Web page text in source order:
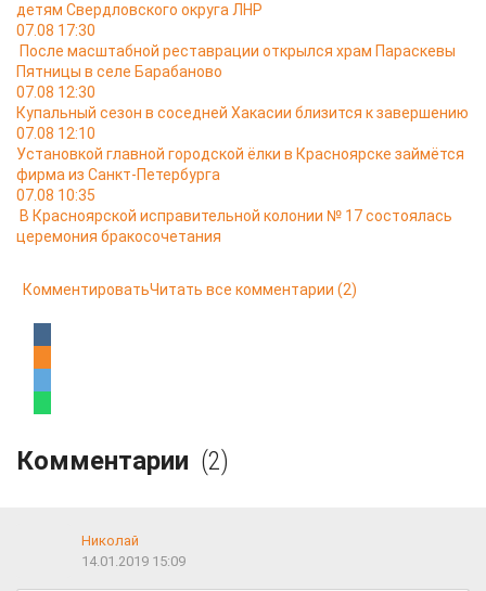
детям Свердловского округа ЛНР
07.08 17:30
После масштабной реставрации открылся храм Параскевы
Пятницы в селе Барабаново
07.08 12:30
Купальный сезон в соседней Хакасии близится к завершению
07.08 12:10
Установкой главной городской ёлки в Красноярске займётся
фирма из Санкт-Петербурга
07.08 10:35
В Красноярской исправительной колонии № 17 состоялась
церемония бракосочетания
КомментироватьЧитать все комментарии (2)
Комментарии (2)
Николай
14.01.2019 15:09